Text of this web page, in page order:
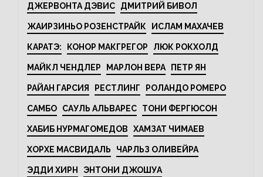
ДЖЕРВОНТА ДЭВИС ДМИТРИЙ БИВОЛ
ЖАИРЗИНЬО РОЗЕНСТРАЙК ИСЛАМ МАХАЧЕВ
КАРАТЭ: КОНОР МАКГРЕГОР ЛЮК РОКХОЛД
МАЙКЛ ЧЕНДЛЕР МАРЛОН ВЕРА ПЕТР ЯН
РАЙАН ГАРСИЯ РЕСТЛИНГ РОЛАНДО РОМЕРО
САМБО САУЛЬ АЛЬВАРЕС ТОНИ ФЕРГЮСОН
ХАБИБ НУРМАГОМЕДОВ ХАМЗАТ ЧИМАЕВ
ХОРХЕ МАСВИДАЛЬ ЧАРЛЬЗ ОЛИВЕЙРА
ЭДДИ ХИРН ЭНТОНИ ДЖОШУА